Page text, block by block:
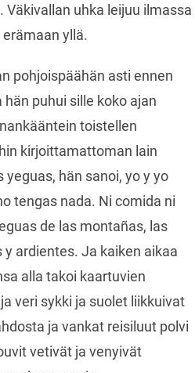
uhka leijuu ilmassa
yllä.
pohjoispäähän asti ennen
puhui sille koko ajan
toistellen
kirjoittamattoman lain
hän sanoi, yo y yo
tengas nada. Ni comida ni
de las montañas, las
ardientes. Ja kaiken aikaa
alla takoi kaartuvien
veri sykki ja suolet liikkuivat
ja vankat reisiluut polvi
vetivät ja venyivät